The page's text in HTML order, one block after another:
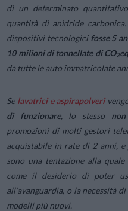
di un determinato
quantità di anidride
dispositivi tecnologici fosse 5
10 milioni di tonnellate di CO2eq
da tutte le auto immatricolate
Se lavatricieaspirapolveri
di funzionare, lo stesso
promozioni di molti gestori
acquistabile in rate di 2 anni,
sono una tentazione alla
come il desiderio di poter
all’avanguardia, o la necessità
modelli più nuovi.